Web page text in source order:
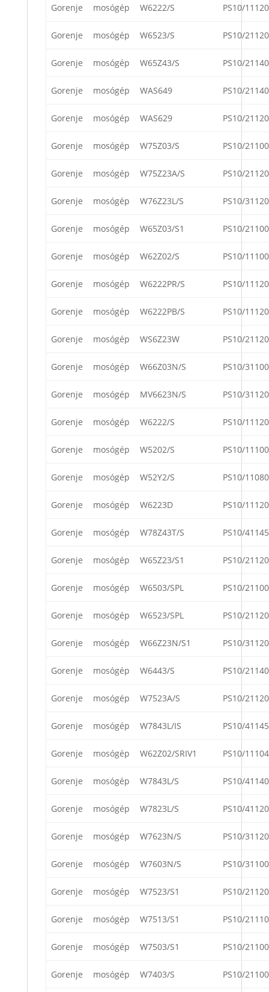
Gorenje mosógép W6222/S PS10/11120
Gorenje mosógép W6523/S PS10/21120
Gorenje mosógép W65Z43/S PS10/21140
Gorenje mosógép WAS649 PS10/21140
Gorenje mosógép WAS629 PS10/21120
Gorenje mosógép W75Z03/S PS10/21100
Gorenje mosógép W75Z23A/S PS10/21120
Gorenje mosógép W76Z23L/S PS10/31120
Gorenje mosógép W65Z03/S1 PS10/21100
Gorenje mosógép W62Z02/S PS10/11100
Gorenje mosógép W6222PR/S PS10/11120
Gorenje mosógép W6222PB/S PS10/11120
Gorenje mosógép WS6Z23W PS10/21120
Gorenje mosógép W66Z03N/S PS10/31100
Gorenje mosógép MV6623N/S PS10/31120
Gorenje mosógép W6222/S PS10/11120
Gorenje mosógép W5202/S PS10/11100
Gorenje mosógép W52Y2/S PS10/11080
Gorenje mosógép W6223D PS10/11120
Gorenje mosógép W78Z43T/S PS10/41145
Gorenje mosógép W65Z23/S1 PS10/21120
Gorenje mosógép W6503/SPL PS10/21100
Gorenje mosógép W6523/SPL PS10/21120
Gorenje mosógép W66Z23N/S1 PS10/31120
Gorenje mosógép W6443/S PS10/21140
Gorenje mosógép W7523A/S PS10/21120
Gorenje mosógép W7843L/IS PS10/41145
Gorenje mosógép W62Z02/SRIV1 PS10/11104
Gorenje mosógép W7843L/S PS10/41140
Gorenje mosógép W7823L/S PS10/41120
Gorenje mosógép W7623N/S PS10/31120
Gorenje mosógép W7603N/S PS10/31100
Gorenje mosógép W7523/S1 PS10/21120
Gorenje mosógép W7513/S1 PS10/21110
Gorenje mosógép W7503/S1 PS10/21100
Gorenje mosógép W7403/S PS10/21100